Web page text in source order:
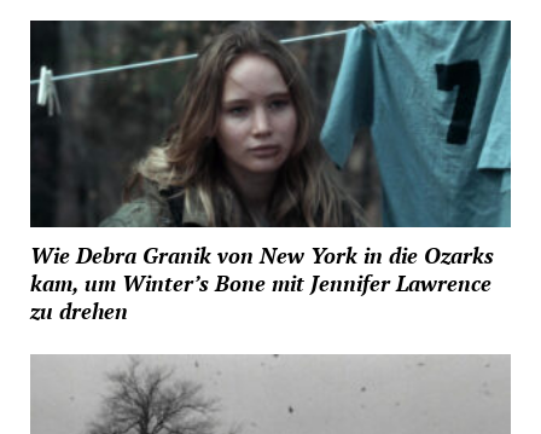
Wie Debra Granik von New York in die Ozarks
kam, um Winter’s Bone mit Jennifer Lawrence
zu drehen